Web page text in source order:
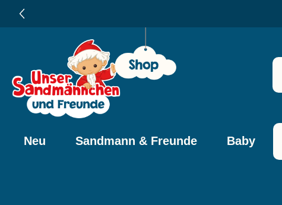
springen
Neu Sandmann & Freunde Baby